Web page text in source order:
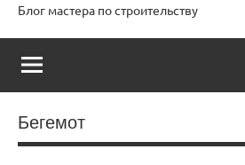
Блог мастера по строительству
Бегемот